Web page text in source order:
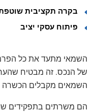
בקרה תקציבית
פיתוח עסקי יציב
השמאי מתעד את כל
של הנכס. זה מבטיח
השמאים מקבלים הכשרה
הם משרתים בתפקידים